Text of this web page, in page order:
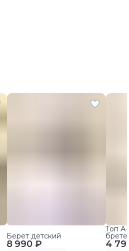
8 990 ₽
Берет детский
4
Топ